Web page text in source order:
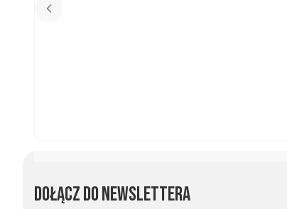
Dołącz do newslettera